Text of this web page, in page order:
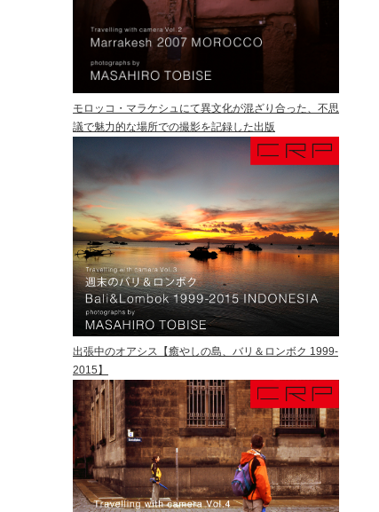
モロッコ・マラケシュにて異文化が混ざり合った、不思
議で魅力的な場所での撮影を記録した出版
出張中のオアシス【癒やしの島、バリ＆ロンボク 1999-
2015】